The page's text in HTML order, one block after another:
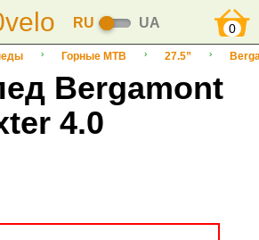
RU UA 0
Горные MTB 27.5”
Bergamont
4.0